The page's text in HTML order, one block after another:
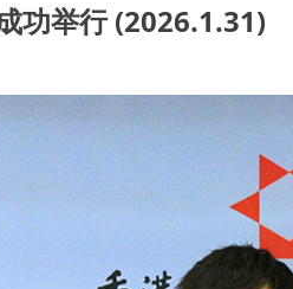
功举行 (2026.1.31)